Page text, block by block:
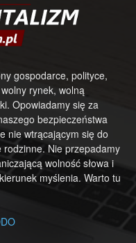
gospodarce, polityce,
rynek, wolną
Opowiadamy się za
bezpieczeństwa
nie wtrącającym się do
Nie przepadamy
wolność słowa i
myślenia. Warto tu